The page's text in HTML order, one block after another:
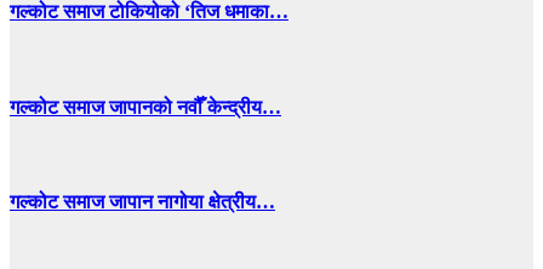
गल्कोट समाज टोकियोको ‘तिज धमाका…
गल्कोट समाज जापानको नवौँ केन्द्रीय…
गल्कोट समाज जापान नागोया क्षेत्रीय…